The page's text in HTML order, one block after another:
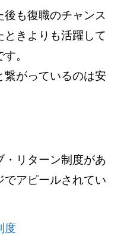
も復職のチャンス
きよりも活躍して
。
繋がっているのは安
リターン制度があ
でアピールされてい
度